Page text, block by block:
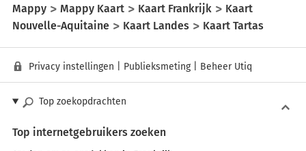
Mappy Mappy Kaart Kaart Frankrijk
Kaart
Nouvelle-Aquitaine
Kaart Landes Kaart Tartas
Privacy instellingen Publieksmeting| Beheer Utiq
Top zoekopdrachten
Top internetgebruikers zoeken